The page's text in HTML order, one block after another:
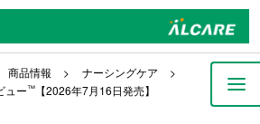
商品情報
ナーシングケア
ュー™【2026年7月16日発売】